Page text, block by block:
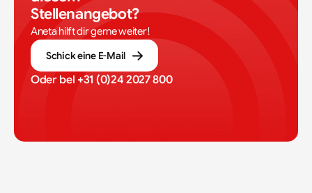
Stellenangebot?
Aneta hilft dir gerne weiter!
Schick eine E-Mail
Oder bel +31 (0)24 2027 800